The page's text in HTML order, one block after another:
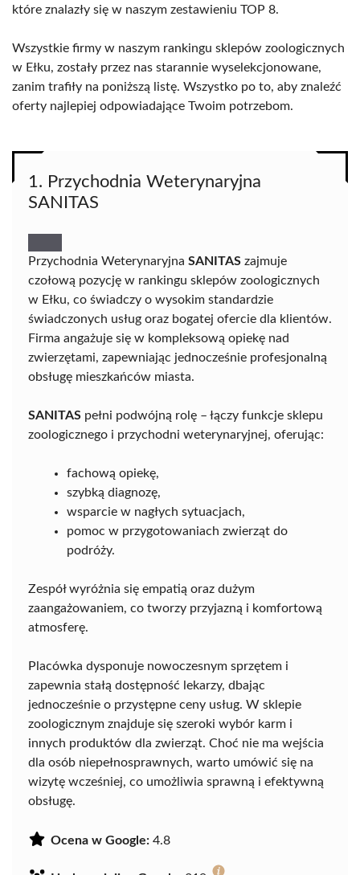
które znalazły się w naszym zestawieniu TOP 8.
Wszystkie firmy w naszym rankingu sklepów zoologicznych
w Ełku, zostały przez nas starannie wyselekcjonowane,
zanim trafiły na poniższą listę. Wszystko po to, aby znaleźć
oferty najlepiej odpowiadające Twoim potrzebom.
1. Przychodnia Weterynaryjna
SANITAS
Przychodnia Weterynaryjna SANITAS zajmuje
czołową pozycję w rankingu sklepów zoologicznych
w Ełku, co świadczy o wysokim standardzie
świadczonych usług oraz bogatej ofercie dla klientów.
Firma angażuje się w kompleksową opiekę nad
zwierzętami, zapewniając jednocześnie profesjonalną
obsługę mieszkańców miasta.
SANITAS pełni podwójną rolę – łączy funkcje sklepu
zoologicznego i przychodni weterynaryjnej, oferując:
fachową opiekę,
szybką diagnozę,
wsparcie w nagłych sytuacjach,
pomoc w przygotowaniach zwierząt do
podróży.
Zespół wyróżnia się empatią oraz dużym
zaangażowaniem, co tworzy przyjazną i komfortową
atmosferę.
Placówka dysponuje nowoczesnym sprzętem i
zapewnia stałą dostępność lekarzy, dbając
jednocześnie o przystępne ceny usług. W sklepie
zoologicznym znajduje się szeroki wybór karm i
innych produktów dla zwierząt. Choć nie ma wejścia
dla osób niepełnosprawnych, warto umówić się na
wizytę wcześniej, co umożliwia sprawną i efektywną
obsługę.
Ocena w Google: 4.8